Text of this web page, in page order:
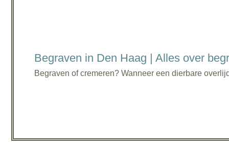
Begraven in Den Haag | Alles over
Begraven of cremeren? Wanneer een dierbare